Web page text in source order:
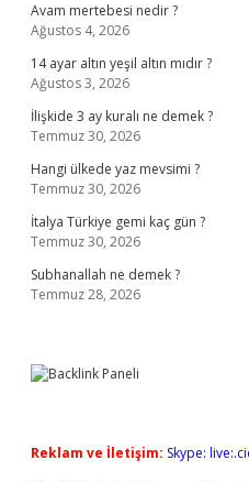
Avam mertebesi nedir ?
Ağustos 4, 2026
14 ayar altın yeşil altın mıdır ?
Ağustos 3, 2026
İlişkide 3 ay kuralı ne demek ?
Temmuz 30, 2026
Hangi ülkede yaz mevsimi ?
Temmuz 30, 2026
İtalya Türkiye gemi kaç gün ?
Temmuz 30, 2026
Subhanallah ne demek ?
Temmuz 28, 2026
Reklam ve İletişim: Skype: